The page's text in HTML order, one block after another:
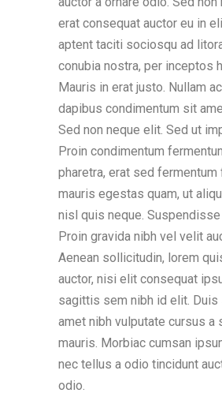
erat consequat auctor eu in
aptent taciti sociosqu ad
conubia nostra, per inceptos
Mauris in erat justo. Nullam
dapibus condimentum sit
Sed non neque elit. Sed ut
Proin condimentum
pharetra, erat sed
mauris egestas quam, ut
nisl quis neque. Suspendisse
Proin gravida nibh vel velit
Aenean sollicitudin, lorem
auctor, nisi elit consequat
sagittis sem nibh id elit.
amet nibh vulputate cursus a
mauris. Morbiac cumsan
nec tellus a odio tincidunt
odio.